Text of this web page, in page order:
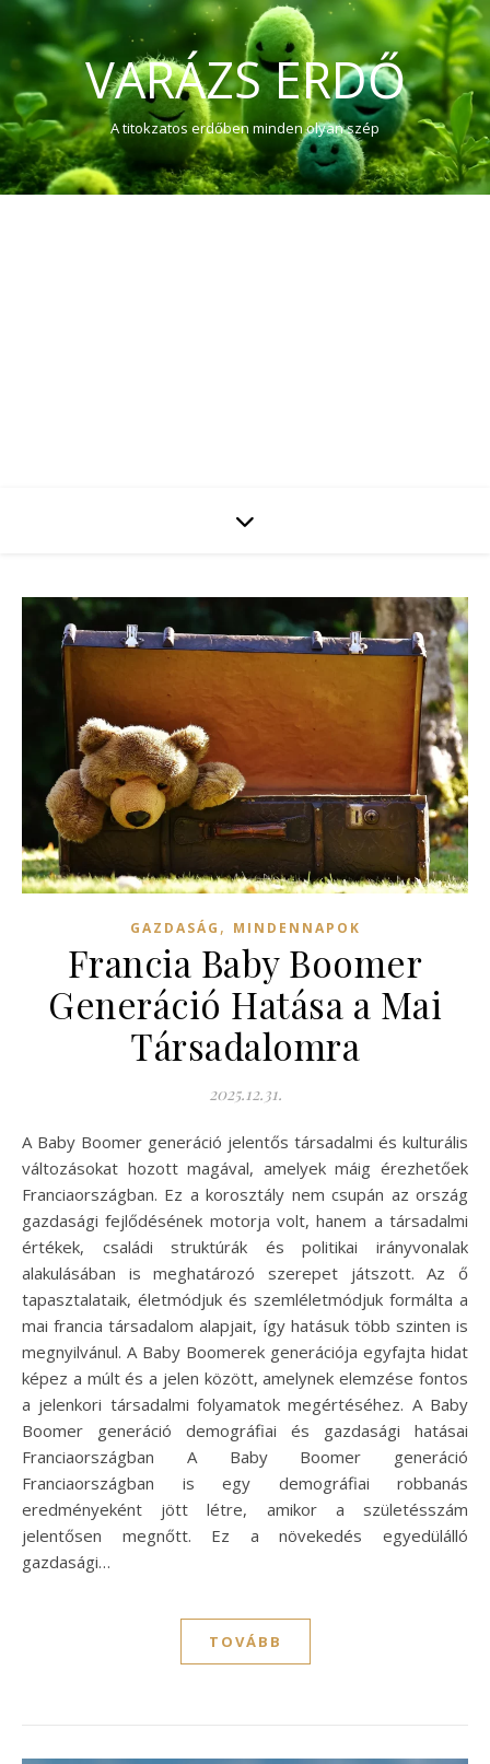
VARÁZS ERDŐ
A titokzatos erdőben minden olyan szép
GAZDASÁG , MINDENNAPOK
Francia Baby Boomer
Generáció Hatása a Mai
Társadalomra
2025.12.31.
A Baby Boomer generáció jelentős társadalmi és kulturális
változásokat hozott magával, amelyek máig érezhetőek
Franciaországban. Ez a korosztály nem csupán az ország
gazdasági fejlődésének motorja volt, hanem a társadalmi
értékek, családi struktúrák és politikai irányvonalak
alakulásában is meghatározó szerepet játszott. Az ő
tapasztalataik, életmódjuk és szemléletmódjuk formálta a
mai francia társadalom alapjait, így hatásuk több szinten is
megnyilvánul. A Baby Boomerek generációja egyfajta hidat
képez a múlt és a jelen között, amelynek elemzése fontos
a jelenkori társadalmi folyamatok megértéséhez. A Baby
Boomer generáció demográfiai és gazdasági hatásai
Franciaországban A Baby Boomer generáció
Franciaországban is egy demográfiai robbanás
eredményeként jött létre, amikor a születésszám
jelentősen megnőtt. Ez a növekedés egyedülálló
gazdasági…
TOVÁBB